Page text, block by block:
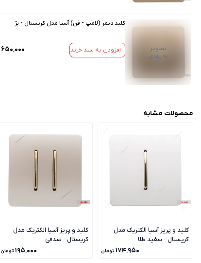
تصویر
به زودی
کلید دیمر (لامپ - فن) آسیا مدل کریستال - بژ
افزودن به سبد خرید ۶۵۰٬۰۰۰
محصولات مشابه
کلید و پریز آسیا الکتریک مدل
کریستال - سفید طلا
۱۷۴٬۹۵۰ تومان
کلید و پریز آسیا الکتریک مدل
کریستال - صدفی
۱۹۵٬۰۰۰ تومان